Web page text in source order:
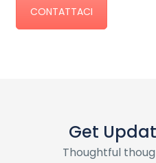
CONTATTACI
Get
Thoughtful